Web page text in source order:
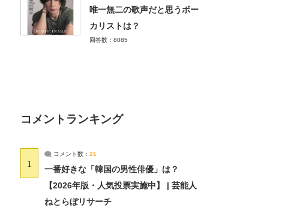
唯一無二の歌声だと思うボー
カリストは？
回答数：8085
コメントランキング
1
コメント数： 21
一番好きな「韓国の男性俳優」は？
【2026年版・人気投票実施中】 | 芸能人
ねとらぼリサーチ